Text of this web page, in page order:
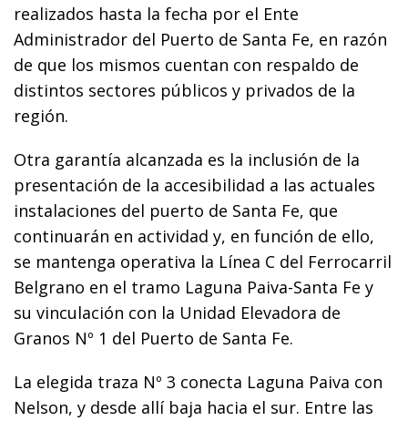
realizados hasta la fecha por el Ente
Administrador del Puerto de Santa Fe, en razón
de que los mismos cuentan con respaldo de
distintos sectores públicos y privados de la
región.
Otra garantía alcanzada es la inclusión de la
presentación de la accesibilidad a las actuales
instalaciones del puerto de Santa Fe, que
continuarán en actividad y, en función de ello,
se mantenga operativa la Línea C del Ferrocarril
Belgrano en el tramo Laguna Paiva-Santa Fe y
su vinculación con la Unidad Elevadora de
Granos Nº 1 del Puerto de Santa Fe.
La elegida traza Nº 3 conecta Laguna Paiva con
Nelson, y desde allí baja hacia el sur. Entre las